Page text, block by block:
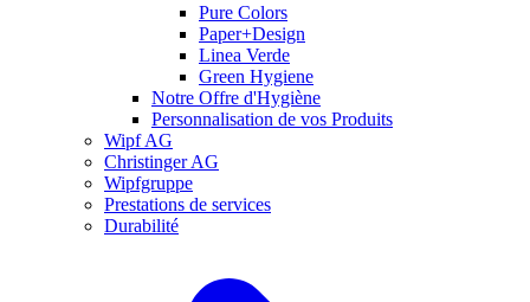
Pure Colors
Paper+Design
Linea Verde
Green Hygiene
Notre Offre d'Hygiène
Personnalisation de vos Produits
Wipf AG
Christinger AG
Wipfgruppe
Prestations de services
Durabilité